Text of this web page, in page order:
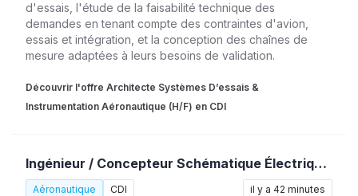
d'essais, l'étude de la faisabilité technique des
demandes en tenant compte des contraintes d'avion,
essais et intégration, et la conception des chaînes de
mesure adaptées à leurs besoins de validation.
Découvrir l'offre Architecte Systèmes D’essais &
Instrumentation Aéronautique (H/F) en CDI
Ingénieur / Concepteur Schématique Électrique – See Xp (H/F)
Aéronautique
CDI
il y a 42 minutes